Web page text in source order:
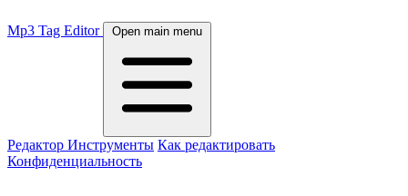
Mp3 Tag Editor Open main menu
Редактор Инструменты Как редактировать
Конфиденциальность